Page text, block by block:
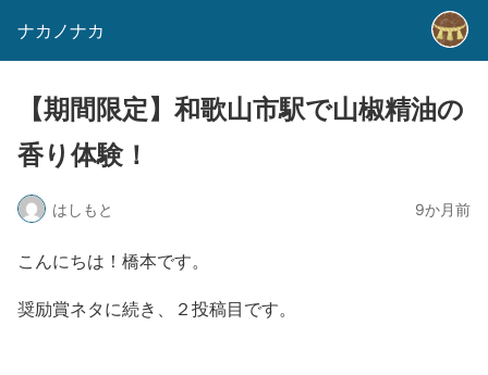
ナカノナカ
【期間限定】和歌山市駅で山椒精油の
香り体験！
はしもと 9か月前
こんにちは！橋本です。
奨励賞ネタに続き、２投稿目です。